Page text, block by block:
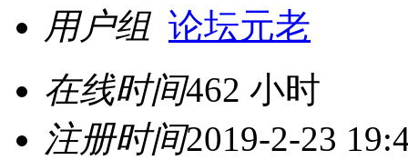
用户组 论坛元老
在线时间462 小时
注册时间2019-2-23